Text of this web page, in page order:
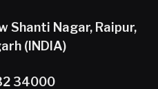
Shanti Nagar, Raipur,
(INDIA)
34000